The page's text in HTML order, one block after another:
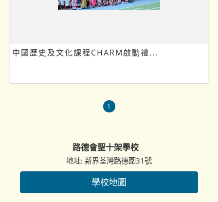
中國歷史及文化課程CHARM啟動禮...
1
路德會聖十架學校
地址: 新界荃灣路德圍31號
學校地圖